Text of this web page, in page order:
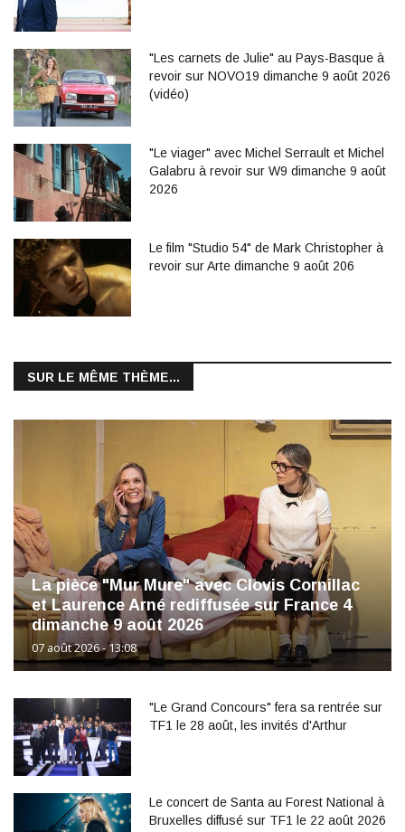
"Les carnets de Julie" au Pays-Basque à
revoir sur NOVO19 dimanche 9 août 2026
(vidéo)
"Le viager" avec Michel Serrault et Michel
Galabru à revoir sur W9 dimanche 9 août
2026
Le film "Studio 54" de Mark Christopher à
revoir sur Arte dimanche 9 août 206
SUR LE MÊME THÈME...
La pièce "Mur Mure" avec Clovis Cornillac
et Laurence Arné rediffusée sur France 4
dimanche 9 août 2026
07 août 2026 - 13:08
"Le Grand Concours" fera sa rentrée sur
TF1 le 28 août, les invités d'Arthur
Le concert de Santa au Forest National à
Bruxelles diffusé sur TF1 le 22 août 2026